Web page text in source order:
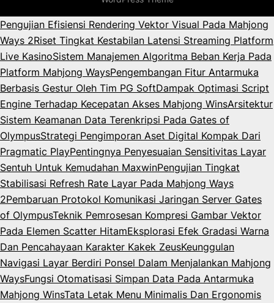
Pengujian Efisiensi Rendering Vektor Visual Pada Mahjong
Ways 2Riset Tingkat Kestabilan Latensi Streaming Platform
Live KasinoSistem Manajemen Algoritma Beban Kerja Pada
Platform Mahjong WaysPengembangan Fitur Antarmuka
Berbasis Gestur Oleh Tim PG SoftDampak Optimasi Script
Engine Terhadap Kecepatan Akses Mahjong WinsArsitektur
Sistem Keamanan Data Terenkripsi Pada Gates of
OlympusStrategi Pengimporan Aset Digital Kompak Dari
Pragmatic PlayPentingnya Penyesuaian Sensitivitas Layar
Sentuh Untuk Kemudahan MaxwinPengujian Tingkat
Stabilisasi Refresh Rate Layar Pada Mahjong Ways
2Pembaruan Protokol Komunikasi Jaringan Server Gates
of OlympusTeknik Pemrosesan Kompresi Gambar Vektor
Pada Elemen Scatter HitamEksplorasi Efek Gradasi Warna
Dan Pencahayaan Karakter Kakek ZeusKeunggulan
Navigasi Layar Berdiri Ponsel Dalam Menjalankan Mahjong
WaysFungsi Otomatisasi Simpan Data Pada Antarmuka
Mahjong WinsTata Letak Menu Minimalis Dan Ergonomis